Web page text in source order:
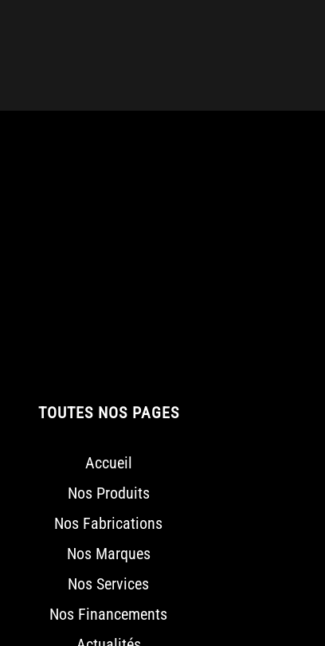
TOUTES NOS PAGES
Accueil
Nos Produits
Nos Fabrications
Nos Marques
Nos Services
Nos Financements